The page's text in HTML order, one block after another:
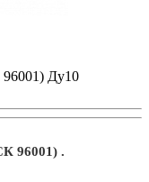
Ду10
96001) .